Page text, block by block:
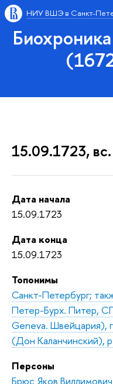
НИУ ВШЭ в Санкт-
15.09.1723,
Дата начала
15.09.1723
Дата конца
15.09.1723
Топонимы
Санкт-Петербург;
Петер-Бурх. Питер,
Geneva. Швейцария),
(Дон Каланчинский),
Персоны
Брюс Яков